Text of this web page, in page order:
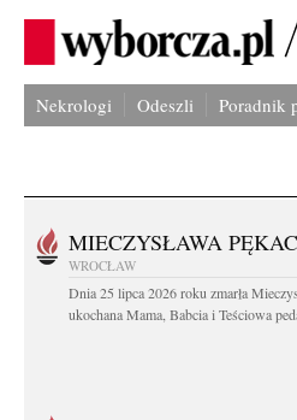
Nekrologi Odeszli Poradnik
MIECZYSŁAWA
WROCŁAW
Dnia 25 lipca 2026 roku zmarła
ukochana Mama, Babcia i Teściowa